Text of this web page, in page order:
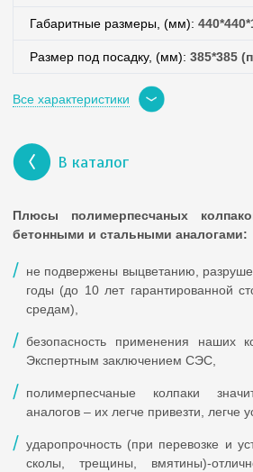
Габаритные размеры, (мм):
Размер под посадку, (мм): 385*385
Рисунок:«Соты»
Основа композита:песок
Назначение:Защита и украшение
(отсекать воду от столба),
долговечный, удобный монтаж
Отзывы: читать
Доставка в регионы:
Все характеристики
В каталог
Плюсы полимерпесчаных
бетонными и стальными аналогами:
не подвержены выцветанию,
годы (до 10 лет гарантированной
средам),
безопасность применения наших
Экспертным заключением СЭС,
полимерпесчаные колпаки
аналогов – их легче привезти, легче
ударопрочность (при перевозке и
сколы, трещины, вмятины)-